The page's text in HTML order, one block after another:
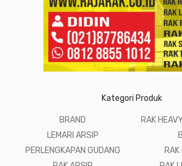
Kategori Produk
BRAND
LEMARI ARSIP
PERLENGKAPAN GUDANG
RAK
RAK